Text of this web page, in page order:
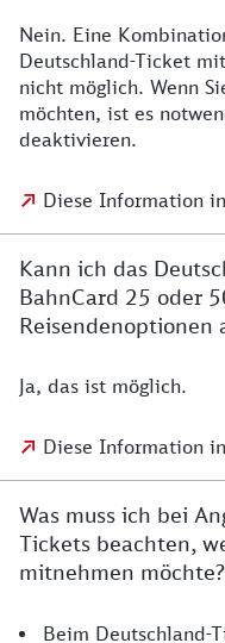
Nein. Eine
Deutschland-Ticket
nicht möglich. Wenn
möchten, ist es
deaktivieren.
Diese Information
Kann ich das
BahnCard 25 oder
Reisendenoptionen
Ja, das ist möglich.
Diese Information
Was muss ich bei
Tickets beachten,
mitnehmen möchte?
Beim Deutschland-